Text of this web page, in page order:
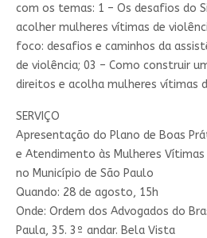
com os temas: 1 – Os desafios do
acolher mulheres vítimas de
foco: desafios e caminhos da
de violência; 03 – Como construir
direitos e acolha mulheres vítimas
SERVIÇO
Apresentação do Plano de Boas
e Atendimento às Mulheres Vítimas
no Município de São Paulo
Quando: 28 de agosto, 15h
Onde: Ordem dos Advogados do
Paula, 35. 3º andar. Bela Vista